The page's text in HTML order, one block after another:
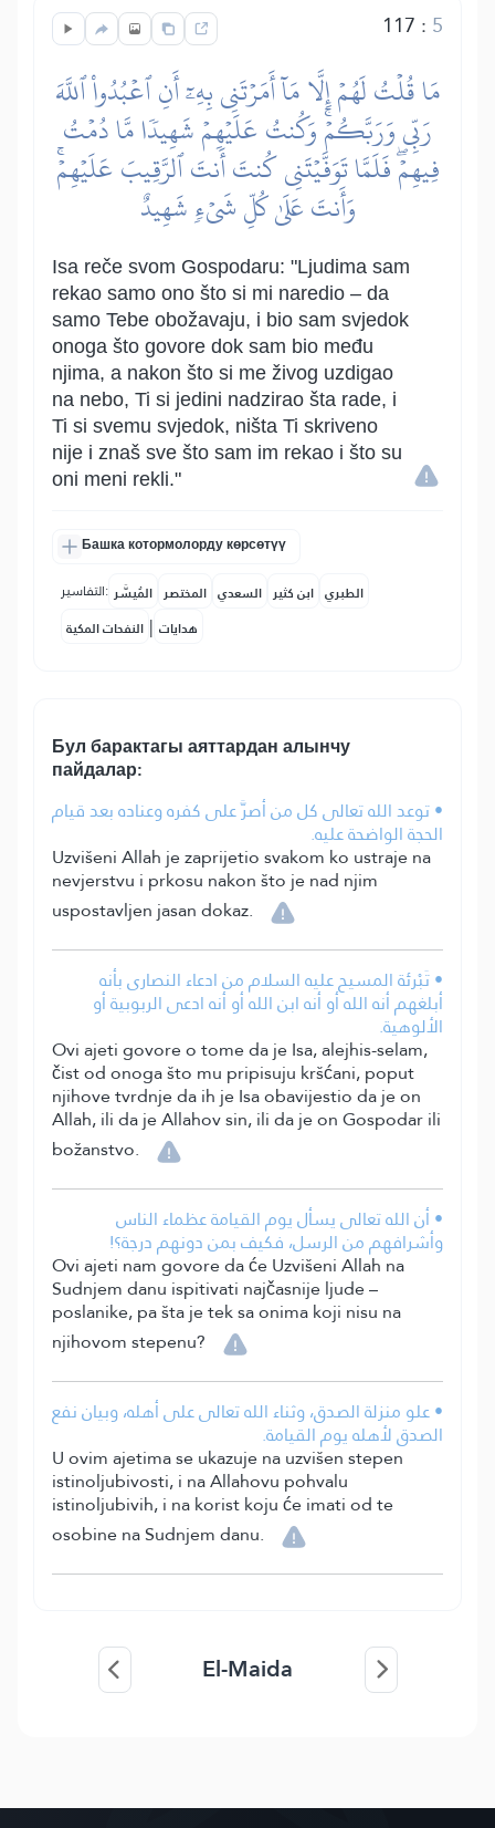
117 : 5
مَا قُلۡتُ لَهُمۡ إِلَّا مَآ أَمَرۡتَنِي بِهِۦٓ أَنِ ٱعۡبُدُواْ ٱللَّهَ
رَبِّي وَرَبَّكُمۡۚ وَكُنتُ عَلَيۡهِمۡ شَهِيدٗا مَّا دُمۡتُ
فِيهِمۡۖ فَلَمَّا تَوَفَّيۡتَنِي كُنتَ أَنتَ ٱلرَّقِيبَ عَلَيۡهِمۡۚ
وَأَنتَ عَلَىٰ كُلِّ شَيۡءٖ شَهِيدٌ
Isa reče svom Gospodaru: "Ljudima sam
rekao samo ono što si mi naredio – da
samo Tebe obožavaju, i bio sam svjedok
onoga što govore dok sam bio među
njima, a nakon što si me živog uzdigao
na nebo, Ti si jedini nadzirao šta rade, i
Ti si svemu svjedok, ništa Ti skriveno
nije i znaš sve što sam im rekao i što su
oni meni rekli."
Башка котормолорду көрсөтүү
التفاسير: المُيسَّر المختصر السعدي ابن كثير الطبري
النفحات المكية | هدايات
Бул барактагы аяттардан алынчу
пайдалар:
• توعد الله تعالى كل من أصرَّ على كفره وعناده بعد قيام
الحجة الواضحة عليه.
Uzvišeni Allah je zaprijetio svakom ko ustraje na
nevjerstvu i prkosu nakon što je nad njim
uspostavljen jasan dokaz.
• تَبْرئة المسيح عليه السلام من ادعاء النصارى بأنه
أبلغهم أنه الله أو أنه ابن الله أو أنه ادعى الربوبية أو
الألوهية.
Ovi ajeti govore o tome da je Isa, alejhis-selam,
čist od onoga što mu pripisuju kršćani, poput
njihove tvrdnje da ih je Isa obavijestio da je on
Allah, ili da je Allahov sin, ili da je on Gospodar ili
božanstvo.
• أن الله تعالى يسأل يوم القيامة عظماء الناس
وأشرافهم من الرسل، فكيف بمن دونهم درجة؟!
Ovi ajeti nam govore da će Uzvišeni Allah na
Sudnjem danu ispitivati najčasnije ljude –
poslanike, pa šta je tek sa onima koji nisu na
njihovom stepenu?
• علو منزلة الصدق، وثناء الله تعالى على أهله، وبيان نفع
الصدق لأهله يوم القيامة.
U ovim ajetima se ukazuje na uzvišen stepen
istinoljubivosti, i na Allahovu pohvalu
istinoljubivih, i na korist koju će imati od te
osobine na Sudnjem danu.
El-Maida